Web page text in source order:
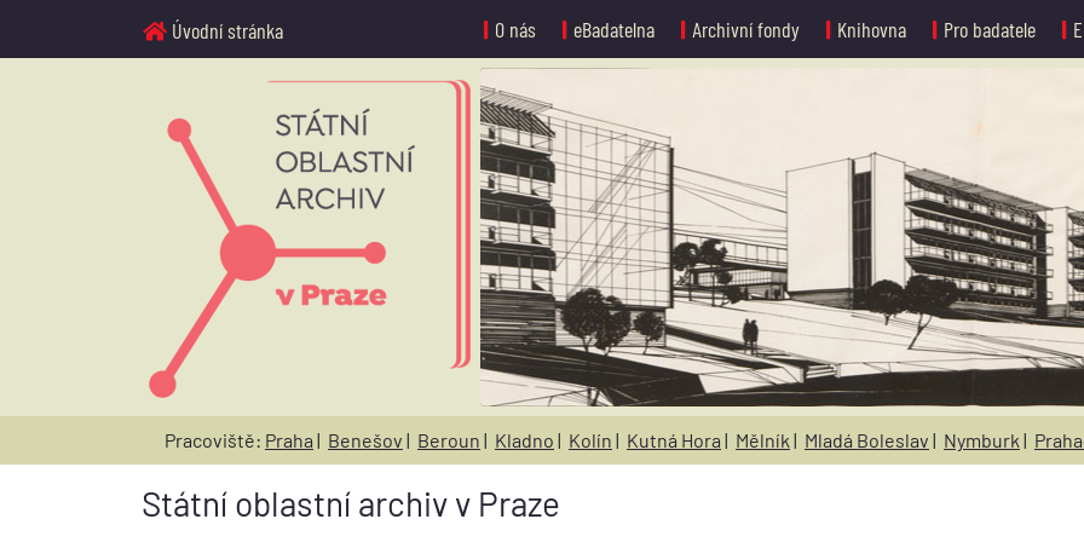
Úvodní stránka O nás eBadatelna Archivní fondy Knihovna Pro badatele
Pracoviště: Praha | Benešov | Beroun | Kladno | Kolín | Kutná Hora | Mělník | Mladá Boleslav | Nymburk |
Státní oblastní archiv v Praze